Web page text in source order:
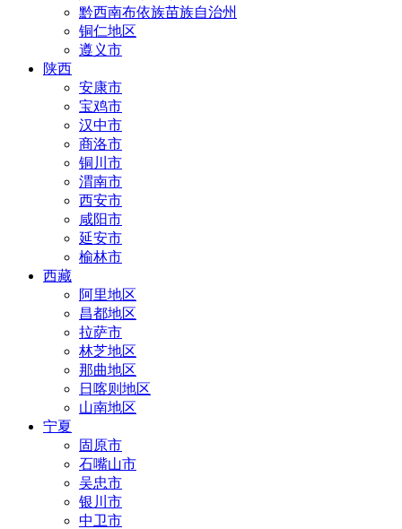
黔西南布依族苗族自治州
铜仁地区
遵义市
陕西
安康市
宝鸡市
汉中市
商洛市
铜川市
渭南市
西安市
咸阳市
延安市
榆林市
西藏
阿里地区
昌都地区
拉萨市
林芝地区
那曲地区
日喀则地区
山南地区
宁夏
固原市
石嘴山市
吴忠市
银川市
中卫市